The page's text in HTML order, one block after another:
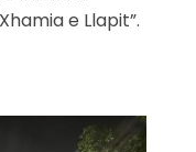
e Llapit”.